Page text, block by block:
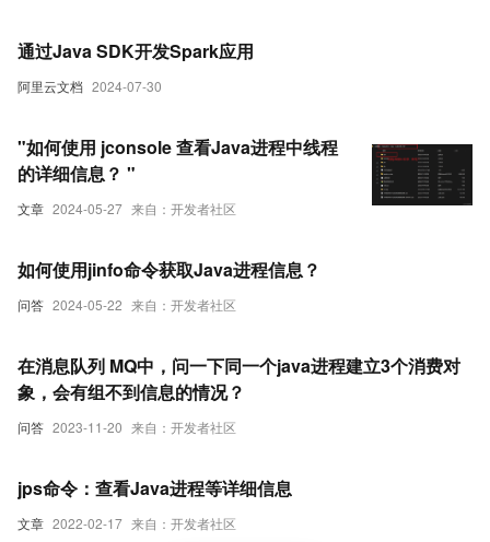
阿里云文档 2024-07-30
通过Java SDK开发Spark应用
文章 2024-05-27 来自：开发者社区
"如何使用 jconsole 查看Java进程中线程
的详细信息？ "
问答 2024-05-22 来自：开发者社区
如何使用jinfo命令获取Java进程信息？
问答 2023-11-20 来自：开发者社区
在消息队列 MQ中，问一下同一个java进程建立3个消费对
象，会有组不到信息的情况？
文章 2022-02-17 来自：开发者社区
jps命令：查看Java进程等详细信息